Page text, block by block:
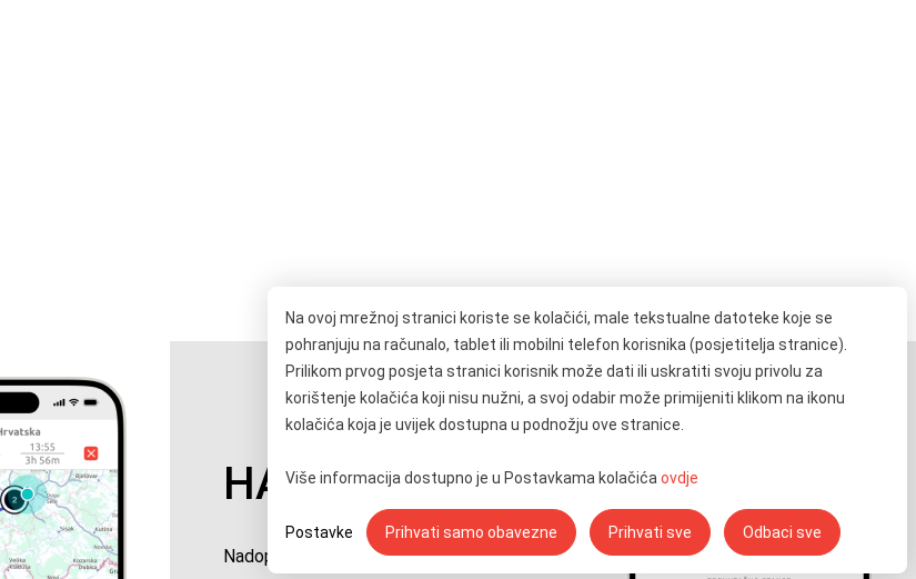
Na ovoj mrežnoj stranici koriste se kolačići, male tekstualne datoteke koje se
pohranjuju na računalo, tablet ili mobilni telefon korisnika (posjetitelja stranice).
Prilikom prvog posjeta stranici korisnik može dati ili uskratiti svoju privolu za
korištenje kolačića koji nisu nužni, a svoj odabir može primijeniti klikom na ikonu
kolačića koja je uvijek dostupna u podnožju ove stranice.
Više informacija dostupno je u Postavkama kolačića ovdje
Postavke Prihvati samo obavezne Prihvati sve Odbaci sve
HAC ENC
Nadoplata i sve informacije o Vašem ENC